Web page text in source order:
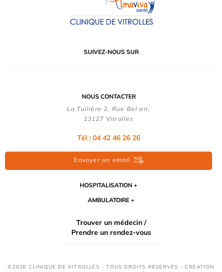
SUIVEZ-NOUS SUR
NOUS CONTACTER
La Tuilière 2, Rue Bel air,
13127 Vitrolles
Tél : 04 42 46 26 26
Envoyer un email
HOSPITALISATION
AMBULATOIRE
Trouver un médecin /
Prendre un rendez-vous
©2026 CLINIQUE DE VITROLLES - TOUS DROITS RÉSERVÉS - CRÉATION